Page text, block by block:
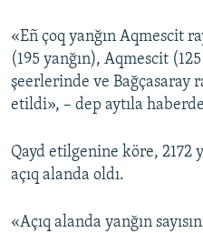
«Eñ çoq yanğın Aqmescit
(195 yanğın), Aqmescit
şeerlerinde ve Bağçasaray
etildi», – dep aytıla
Qayd etilgenine köre, 2172
açıq alanda oldı.
«Açıq alanda yanğın